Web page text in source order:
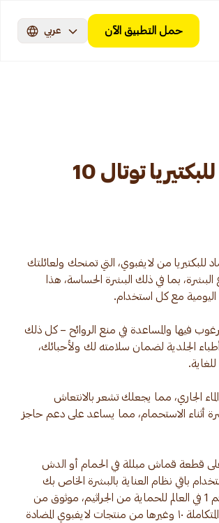
حمل التطبيق الآن عربي
لايفبوي غسول للجسم مضاد للبكتيريا توتال 10
للبكتيريا من لايفبوي، التي تمنحك ولعائلتك
مناسب لجميع أنواع البشرة، بما في ذلك البشرة الحساسة، هذا
فيها والمساعدة في منع الروائح – كل ذلك
الجلدية لضمان سلامته لك ولأحبائك،
الجاري، مما يجعلك تشعر بالانتعاش
أثناء الاستحمام، مما يساعد على دعم حاجز
قطعة قماش مبللة في الحمام أو الدش
باقي نظام العناية بالبشرة الخاص بك
للحصول على بشرة ناعمة ومحميّة. لايفبوي هو الصابون رقم 1 في العالم للحماية من الجراثيم، موثوق من
قبل العائلات في كل مكان. اكتشف المزيد من منتجات العناية المتكاملة ١٠ وغيرها من منتجات لايفبوي المضادة